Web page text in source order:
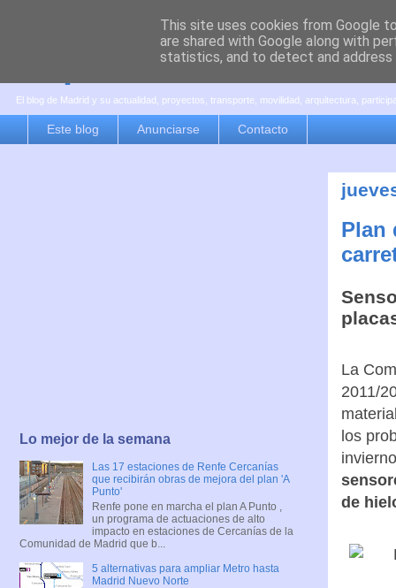
es por madrid
El blog de Madrid y su actualidad, proyectos, transporte, movilidad, arquitectura,
Este blog Anunciarse Contacto
Plan
La
2011/
los
de
Lo mejor de la semana
Las 17 estaciones de Renfe Cercanías
que recibirán obras de mejora del plan 'A
Punto'
Renfe pone en marcha el plan A Punto ,
un programa de actuaciones de alto
impacto en estaciones de Cercanías de la
Comunidad de Madrid que b...
5 alternativas para ampliar Metro hasta
Madrid Nuevo Norte
This site uses cookies from Google
are shared with Google along with
statistics, and to detect and address